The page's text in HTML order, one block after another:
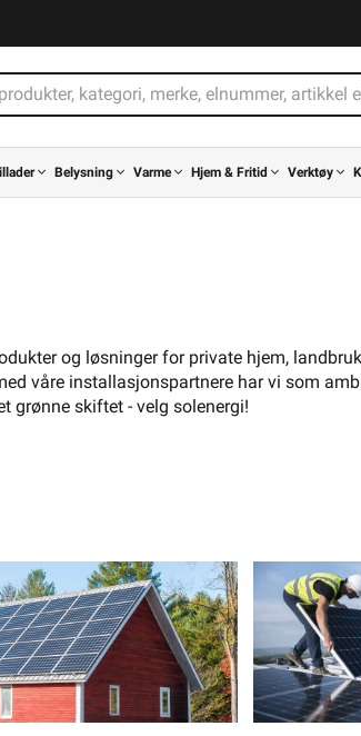
Belysning Varme Hjem & Fritid Verktøy
og løsninger for private hjem,
våre installasjonspartnere har vi som
grønne skiftet - velg solenergi!